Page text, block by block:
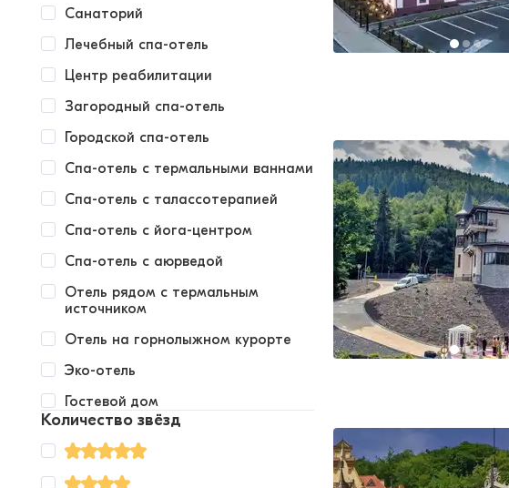
Санаторий
Лечебный спа-отель
Центр реабилитации
Загородный спа-отель
Городской спа-отель
Спа-отель с термальными ваннами
Спа-отель с талассотерапией
Спа-отель с йога-центром
Спа-отель с аюрведой
Отель рядом с термальным
источником
Отель на горнолыжном курорте
Эко-отель
Гостевой дом
Количество звёзд